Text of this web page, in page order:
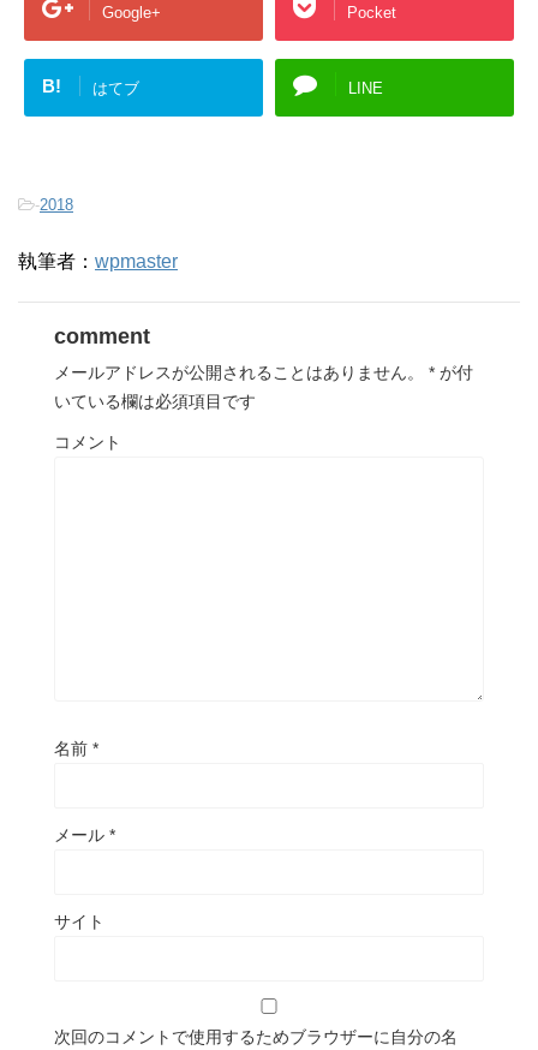
Google+ Pocket
B! はてブ LINE
-2018
執筆者： wpmaster
comment
メールアドレスが公開されることはありません。 * が付
いている欄は必須項目です
コメント
名前 *
メール *
サイト
次回のコメントで使用するためブラウザーに自分の名